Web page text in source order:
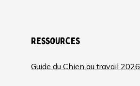
Ressources
Guide du Chien au travail 2026